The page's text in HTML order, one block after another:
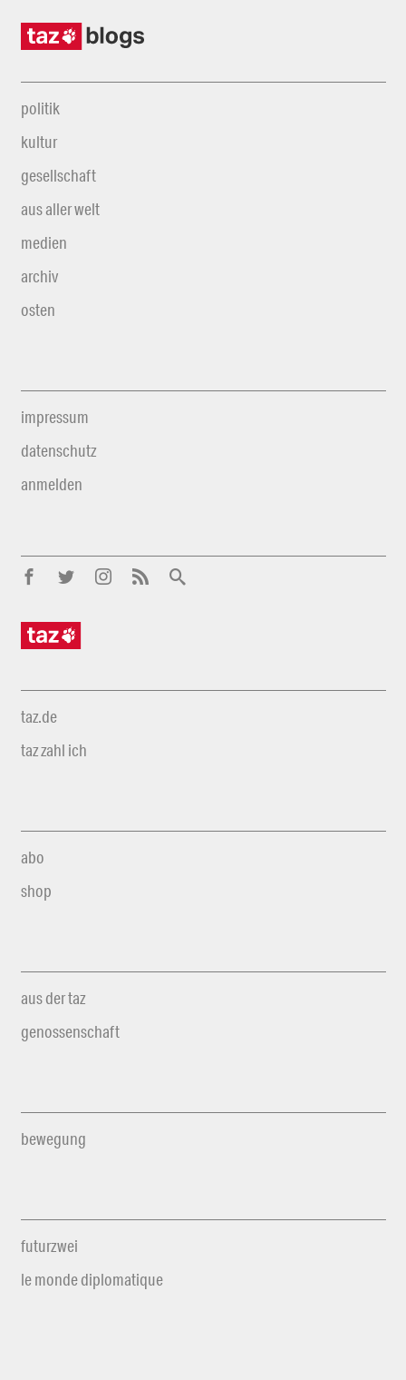
politik
kultur
gesellschaft
aus aller welt
medien
archiv
osten
impressum
datenschutz
anmelden
taz.de
taz zahl ich
abo
shop
aus der taz
genossenschaft
bewegung
futurzwei
le monde diplomatique